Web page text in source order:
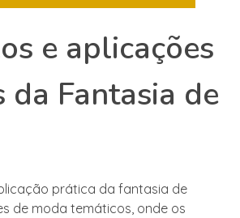
e aplicações
da Fantasia de
prática da fantasia de
de moda temáticos, onde os